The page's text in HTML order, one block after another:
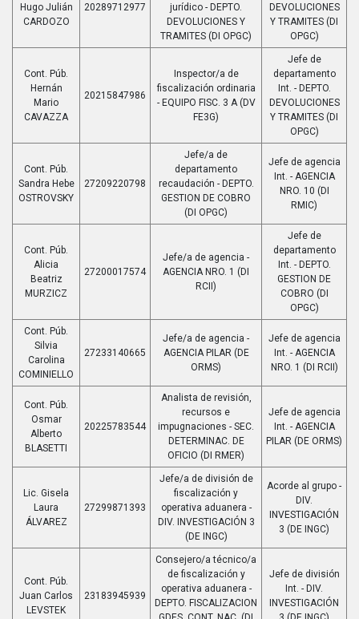
Hugo Julián
CARDOZO
20289712977
jurídico - DEPTO.
DEVOLUCIONES Y
TRAMITES (DI OPGC)
DEVOLUCIONES
Y TRAMITES (DI
OPGC)
Cont. Púb.
Hernán
Mario
CAVAZZA
20215847986
Inspector/a de
fiscalización ordinaria
- EQUIPO FISC. 3 A (DV
FE3G)
Jefe de
departamento
Int. - DEPTO.
DEVOLUCIONES
Y TRAMITES (DI
OPGC)
Cont. Púb.
Sandra Hebe
OSTROVSKY
27209220798
Jefe/a de
departamento
recaudación - DEPTO.
GESTION DE COBRO
(DI OPGC)
Jefe de agencia
Int. - AGENCIA
NRO. 10 (DI
RMIC)
Cont. Púb.
Alicia
Beatriz
MURZICZ
27200017574
Jefe/a de agencia -
AGENCIA NRO. 1 (DI
RCII)
Jefe de
departamento
Int. - DEPTO.
GESTION DE
COBRO (DI
OPGC)
Cont. Púb.
Silvia
Carolina
COMINIELLO
27233140665
Jefe/a de agencia -
AGENCIA PILAR (DE
ORMS)
Jefe de agencia
Int. - AGENCIA
NRO. 1 (DI RCII)
Cont. Púb.
Osmar
Alberto
BLASETTI
20225783544
Analista de revisión,
recursos e
impugnaciones - SEC.
DETERMINAC. DE
OFICIO (DI RMER)
Jefe de agencia
Int. - AGENCIA
PILAR (DE ORMS)
Lic. Gisela
Laura
ÁLVAREZ
27299871393
Jefe/a de división de
fiscalización y
operativa aduanera -
DIV. INVESTIGACIÓN 3
(DE INGC)
Acorde al grupo -
DIV.
INVESTIGACIÓN
3 (DE INGC)
Cont. Púb.
Juan Carlos
LEVSTEK
23183945939
Consejero/a técnico/a
de fiscalización y
operativa aduanera -
DEPTO. FISCALIZACION
Jefe de división
Int. - DIV.
INVESTIGACIÓN